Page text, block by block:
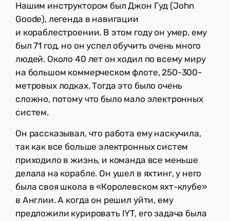
Нашим инструктором был Джон Гуд (John
Goode), легенда в навигации
и кораблестроении. В этом году он умер, ему
был 71 год, но он успел обучить очень много
людей. Около 40 лет он ходил по всему миру
на большом коммерческом флоте, 250-300-
метровых лодках. Тогда это было очень
сложно, потому что было мало электронных
систем.
Он рассказывал, что работа ему наскучила,
так как все больше электронных систем
приходило в жизнь, и команда все меньше
делала на корабле. Он ушел в яхтинг, у него
была своя школа в «Королевском яхт-клубе»
в Англии. А когда он решил уйти, ему
предложили курировать IYT, его задача была